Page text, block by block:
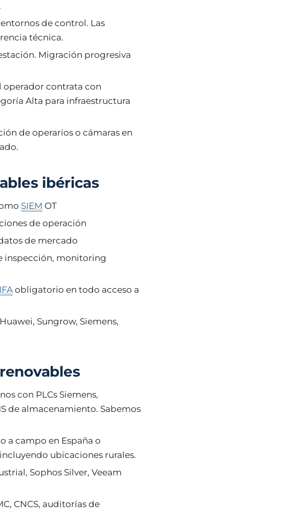
de control. Las
técnica.
Migración progresiva
operador contrata con
Alta para infraestructura
de operarios o cámaras en
ibéricas
SIEM OT
de operación
de mercado
inspección, monitoring
obligatorio en todo acceso a
Sungrow, Siemens,
con PLCs Siemens,
de almacenamiento. Sabemos
a campo en España o
ubicaciones rurales.
Sophos Silver, Veeam
CNCS, auditorías de